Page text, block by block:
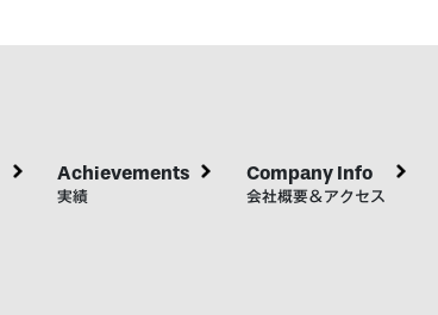
Achievements
実績
Company Info
会社概要＆アクセス